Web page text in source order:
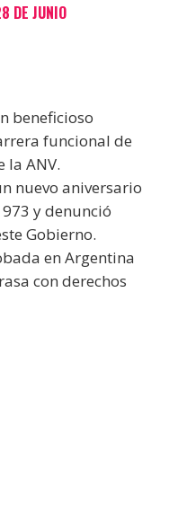
DE JUNIO
beneficioso
funcional de
la ANV.
nuevo aniversario
y denunció
Gobierno.
en Argentina
con derechos